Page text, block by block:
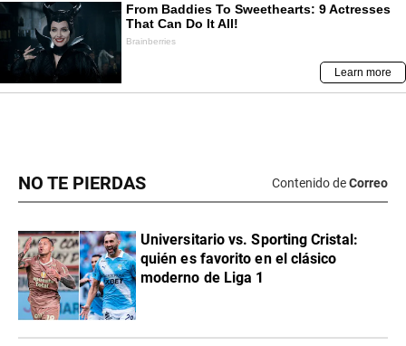
NO TE PIERDAS Contenido deCorreo
Universitario vs. Sporting Cristal:
quién es favorito en el clásico
moderno de Liga 1